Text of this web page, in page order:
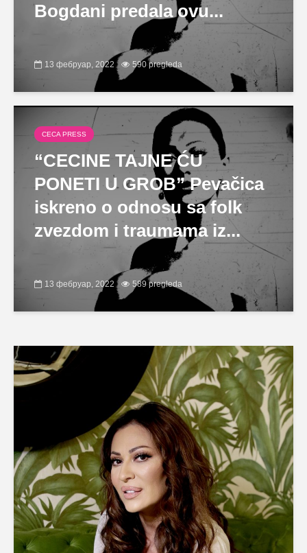
Bogdani predala ovu...
13 фебруар, 2022 590 pregleda
CECA PRESS
“CECINE TAJNE ĆU
PONETI U GROB” Pevačica
iskreno o odnosu sa folk
zvezdom i traumama iz...
13 фебруар, 2022 589 pregleda